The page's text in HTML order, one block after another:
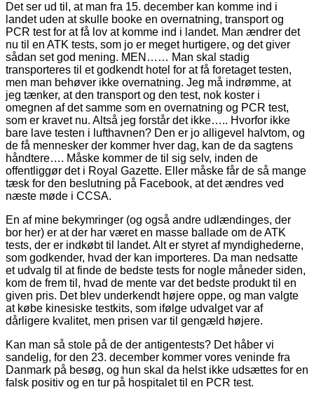
Det ser ud til, at man fra 15. december kan komme ind i
landet uden at skulle booke en overnatning, transport og
PCR test for at få lov at komme ind i landet. Man ændrer det
nu til en ATK tests, som jo er meget hurtigere, og det giver
sådan set god mening. MEN…… Man skal stadig
transporteres til et godkendt hotel for at få foretaget testen,
men man behøver ikke overnatning. Jeg må indrømme, at
jeg tænker, at den transport og den test, nok koster i
omegnen af det samme som en overnatning og PCR test,
som er kravet nu. Altså jeg forstår det ikke….. Hvorfor ikke
bare lave testen i lufthavnen? Den er jo alligevel halvtom, og
de få mennesker der kommer hver dag, kan de da sagtens
håndtere…. Måske kommer de til sig selv, inden de
offentliggør det i Royal Gazette. Eller måske får de så mange
tæsk for den beslutning på Facebook, at det ændres ved
næste møde i CCSA.
En af mine bekymringer (og også andre udlændinges, der
bor her) er at der har været en masse ballade om de ATK
tests, der er indkøbt til landet. Alt er styret af myndighederne,
som godkender, hvad der kan importeres. Da man nedsatte
et udvalg til at finde de bedste tests for nogle måneder siden,
kom de frem til, hvad de mente var det bedste produkt til en
given pris. Det blev underkendt højere oppe, og man valgte
at købe kinesiske testkits, som ifølge udvalget var af
dårligere kvalitet, men prisen var til gengæld højere.
Kan man så stole på de der antigentests? Det håber vi
sandelig, for den 23. december kommer vores veninde fra
Danmark på besøg, og hun skal da helst ikke udsættes for en
falsk positiv og en tur på hospitalet til en PCR test.